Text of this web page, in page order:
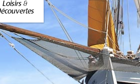
Loisirs &